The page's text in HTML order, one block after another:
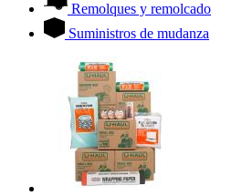
Remolques y remolcado
Suministros de mudanza